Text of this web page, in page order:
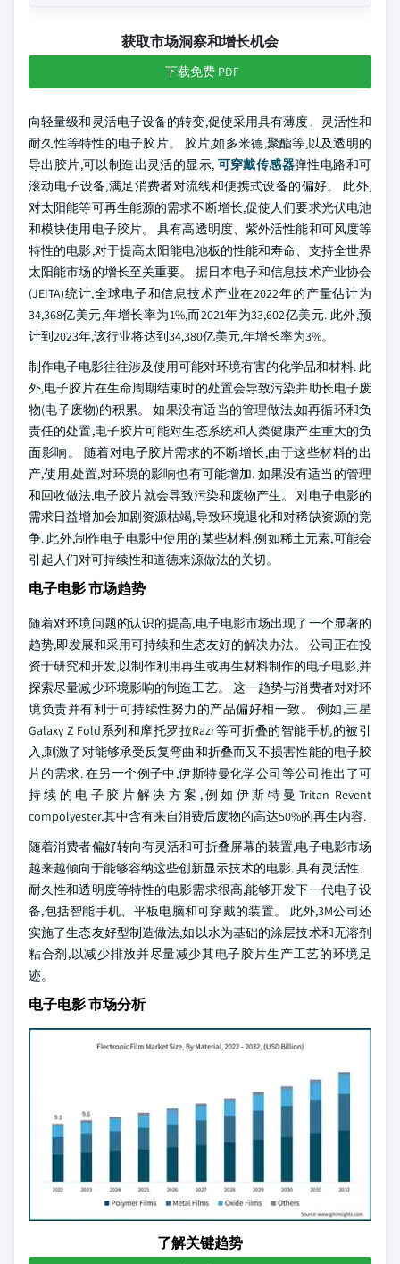
获取市场洞察和增长机会
下载免费 PDF
向轻量级和灵活电子设备的转变,促使采用具有薄度、灵活性和
耐久性等特性的电子胶片。 胶片,如多米德,聚酯等,以及透明的
导出胶片,可以制造出灵活的显示, 可穿戴传感器弹性电路和可
滚动电子设备,满足消费者对流线和便携式设备的偏好。 此外,
对太阳能等可再生能源的需求不断增长,促使人们要求光伏电池
和模块使用电子胶片。 具有高透明度、紫外活性能和可风度等
特性的电影,对于提高太阳能电池板的性能和寿命、支持全世界
太阳能市场的增长至关重要。 据日本电子和信息技术产业协会
(JEITA)统计,全球电子和信息技术产业在2022年的产量估计为
34,368亿美元,年增长率为1%,而2021年为33,602亿美元. 此外,预
计到2023年,该行业将达到34,380亿美元,年增长率为3%。
制作电子电影往往涉及使用可能对环境有害的化学品和材料. 此
外,电子胶片在生命周期结束时的处置会导致污染并助长电子废
物(电子废物)的积累。 如果没有适当的管理做法,如再循环和负
责任的处置,电子胶片可能对生态系统和人类健康产生重大的负
面影响。 随着对电子胶片需求的不断增长,由于这些材料的出
产,使用,处置,对环境的影响也有可能增加. 如果没有适当的管理
和回收做法,电子胶片就会导致污染和废物产生。 对电子电影的
需求日益增加会加剧资源枯竭,导致环境退化和对稀缺资源的竞
争. 此外,制作电子电影中使用的某些材料,例如稀土元素,可能会
引起人们对可持续性和道德来源做法的关切。
电子电影 市场趋势
随着对环境问题的认识的提高,电子电影市场出现了一个显著的
趋势,即发展和采用可持续和生态友好的解决办法。 公司正在投
资于研究和开发,以制作利用再生或再生材料制作的电子电影,并
探索尽量减少环境影响的制造工艺。 这一趋势与消费者对对环
境负责并有利于可持续性努力的产品偏好相一致。 例如,三星
Galaxy Z Fold系列和摩托罗拉Razr等可折叠的智能手机的被引
入,刺激了对能够承受反复弯曲和折叠而又不损害性能的电子胶
片的需求. 在另一个例子中,伊斯特曼化学公司等公司推出了可
持续的电子胶片解决方案,例如伊斯特曼Tritan Revent
compolyester,其中含有来自消费后废物的高达50%的再生内容.
随着消费者偏好转向有灵活和可折叠屏幕的装置,电子电影市场
越来越倾向于能够容纳这些创新显示技术的电影. 具有灵活性、
耐久性和透明度等特性的电影需求很高,能够开发下一代电子设
备,包括智能手机、平板电脑和可穿戴的装置。 此外,3M公司还
实施了生态友好型制造做法,如以水为基础的涂层技术和无溶剂
粘合剂,以减少排放并尽量减少其电子胶片生产工艺的环境足
迹。
电子电影 市场分析
了解关键趋势